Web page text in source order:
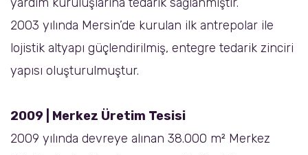
2003 yılında Mersin’de kurulan ilk antrepolar ile
lojistik altyapı güçlendirilmiş, entegre tedarik zinciri
yapısı oluşturulmuştur.
2009 | Merkez Üretim Tesisi
2009 yılında devreye alınan 38.000 m² Merkez